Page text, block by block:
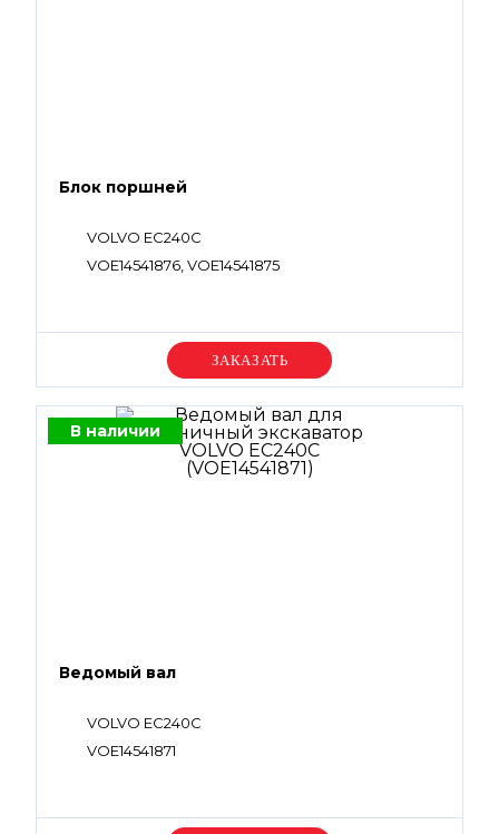
Блок поршней
VOLVO EC240C
VOE14541876, VOE14541875
Уточняйте цену
В наличии
Ведомый вал
VOLVO EC240C
VOE14541871